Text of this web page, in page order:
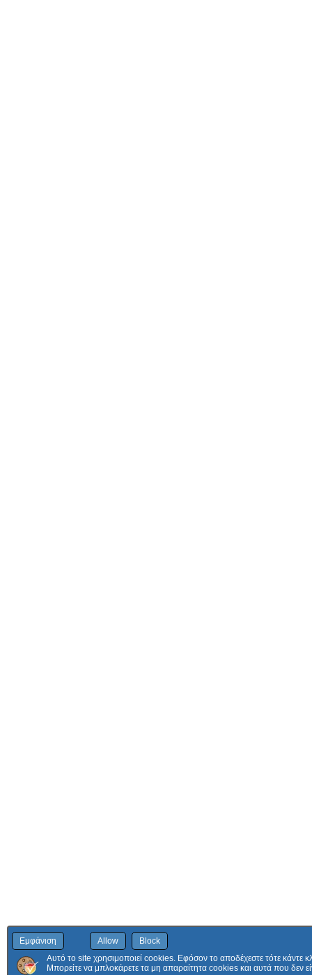
Αυτό το site χρησιμοποιεί cookies. Εφόσον το αποδέχεστε τότε κάντε
Μπορείτε να μπλοκάρετε τα μη απαραίτητα cookies και αυτά που δεν
Εμφάνιση Allow Block